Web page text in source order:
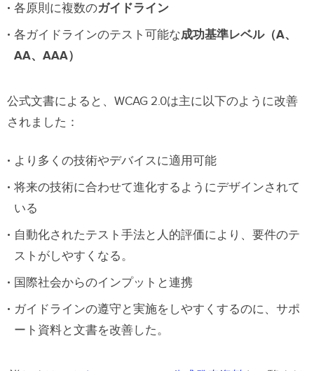
各原則に複数のガイドライン
各ガイドラインのテスト可能な成功基準レベル（A、
AA、AAA）
公式文書によると、WCAG 2.0は主に以下のように改善
されました：
より多くの技術やデバイスに適用可能
将来の技術に合わせて進化するようにデザインされて
いる
自動化されたテスト手法と人的評価により、要件のテ
ストがしやすくなる。
国際社会からのインプットと連携
ガイドラインの遵守と実施をしやすくするのに、サポ
ート資料と文書を改善した。